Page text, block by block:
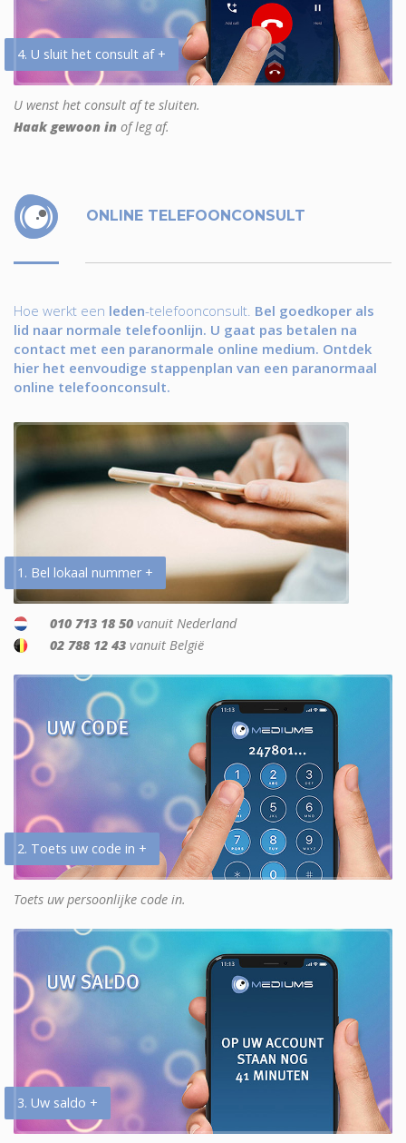
4. U sluit het consult af +
U wenst het consult af te sluiten.
Haak gewoon in of leg af.
ONLINE TELEFOONCONSULT
Hoe werkt een leden-telefoonconsult. Bel goedkoper als
lid naar normale telefoonlijn. U gaat pas betalen na
contact met een paranormale online medium. Ontdek
hier het eenvoudige stappenplan van een paranormaal
online telefoonconsult.
1. Bel lokaal nummer +
010 713 18 50 vanuit Nederland
02 788 12 43 vanuit België
2. Toets uw code in +
Toets uw persoonlijke code in.
3. Uw saldo +